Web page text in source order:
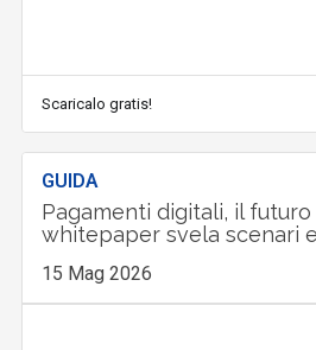
Scaricalo gratis!
GUIDA
Pagamenti digitali, il futuro
whitepaper svela scenari
15 Mag 2026